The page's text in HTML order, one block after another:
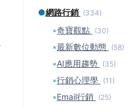
●網路行銷 (334)
▪奇寶觀點 (30)
▪最新數位動態 (58)
▪AI應用趨勢 (35)
▪行銷心理學 (11)
▪Email行銷 (25)